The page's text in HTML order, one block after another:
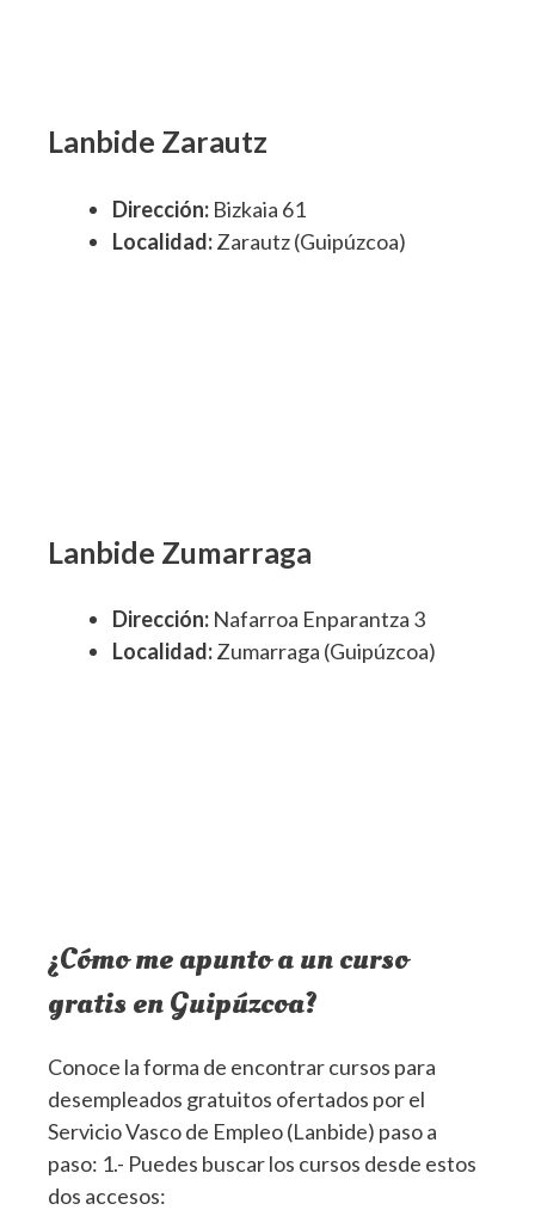
Lanbide Zarautz
Dirección: Bizkaia 61
Localidad:Zarautz (Guipúzcoa)
Lanbide Zumarraga
Dirección: Nafarroa Enparantza 3
Localidad:Zumarraga (Guipúzcoa)
¿Cómo me apunto a un curso
gratis en Guipúzcoa?
Conoce la forma de encontrar cursos para
desempleados gratuitos ofertados por el
Servicio Vasco de Empleo (Lanbide) paso a
paso: 1.- Puedes buscar los cursos desde estos
dos accesos: